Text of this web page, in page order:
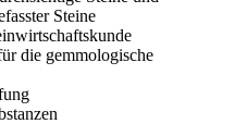
Steine
die gemmologische